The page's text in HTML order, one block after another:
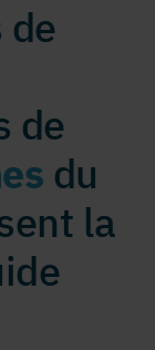
de
de
du
la